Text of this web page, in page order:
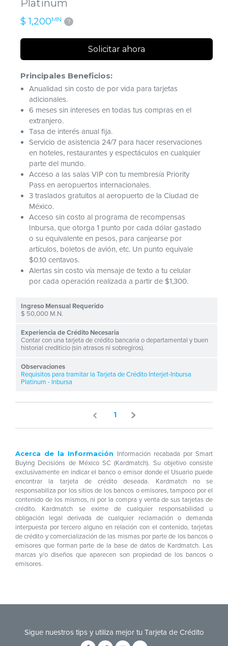
Platinum
$ 1,200MN ?
Solicitar ahora
Principales Beneficios:
Anualidad sin costo de por vida para tarjetas
adicionales.
6 meses sin intereses en todas tus compras en el
extranjero.
Tasa de interés anual fija.
Servicio de asistencia 24/7 para hacer reservaciones
en hoteles, restaurantes y espectáculos en cualquier
parte del mundo.
Acceso a las salas VIP con tu membresía Priority
Pass en aeropuertos internacionales.
3 traslados gratuitos al aeropuerto de la Ciudad de
México.
Acceso sin costo al programa de recompensas
Inbursa, que otorga 1 punto por cada dólar gastado
o su equivalente en pesos, para canjearse por
artículos, boletos de avión, etc. Un punto equivale
$0.10 centavos.
Alertas sin costo vía mensaje de texto a tu celular
por cada operación realizada a partir de $1,300.
$ 50,000 M.N.
Contar con una tarjeta de crédito bancaria o departamental y buen
historial crediticio (sin atrasos ni sobregiros).
Requisitos para tramitar la Tarjeta de Crédito Interjet-Inbursa
Platinum - Inbursa
1
Acerca de la Información Información recabada por Smart
Buying Decisións de México SC (Kardmatch). Su objetivo consiste
exclusivamente en indicar el banco o emisor donde el Usuario puede
encontrar la tarjeta de crédito deseada. Kardmatch no se
responsabiliza por los sitios de los bancos o emisores, tampoco por el
contenido de los mismos, ni por la compra y venta de sus tarjetas de
crédito. Kardmatch se exime de cualquier responsabilidad u
obligación legal derivada de cualquier reclamación o demanda
interpuesta por tercero alguno en relación con el contenido, tarjetas
de crédito y comercialización de las mismas por parte de los bancos o
emisores que forman parte de la base de datos de Kardmatch. Las
marcas y/o diseños que aparecen son propiedad de los bancos o
emisores.
Sigue nuestros tips y utiliza mejor tu Tarjeta de Crédito